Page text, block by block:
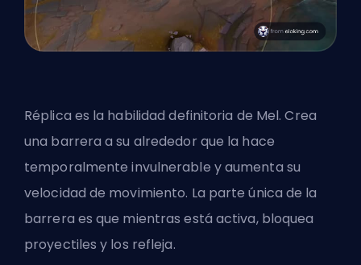
Réplica es la habilidad definitoria de Mel. Crea
una barrera a su alrededor que la hace
temporalmente invulnerable y aumenta su
velocidad de movimiento. La parte única de la
barrera es que mientras está activa, bloquea
proyectiles y los refleja.